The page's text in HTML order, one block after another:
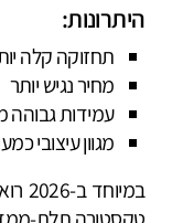
היתרונות:
תחזוקה קלה
מחיר נגיש יותר
עמידות גבוהה
מגוון עיצובי